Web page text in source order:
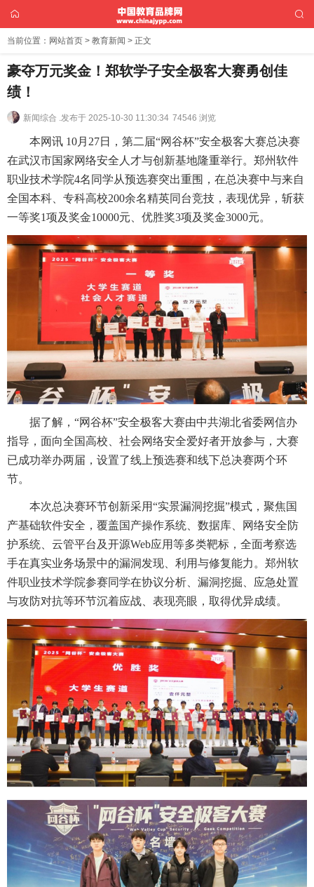
当前位置： 网站首页 > 教育新闻 > 正文
豪夺万元奖金！郑软学子安全极客大赛勇创佳
绩！
新闻综合 .发布于 2025-10-30 11:30:34 74546 浏览
本网讯 10月27日，第二届“网谷杯”安全极客大赛总决赛
在武汉市国家网络安全人才与创新基地隆重举行。郑州软件
职业技术学院4名同学从预选赛突出重围，在总决赛中与来自
全国本科、专科高校200余名精英同台竞技，表现优异，斩获
一等奖1项及奖金10000元、优胜奖3项及奖金3000元。
据了解，“网谷杯”安全极客大赛由中共湖北省委网信办
指导，面向全国高校、社会网络安全爱好者开放参与，大赛
已成功举办两届，设置了线上预选赛和线下总决赛两个环
节。
本次总决赛环节创新采用“实景漏洞挖掘”模式，聚焦国
产基础软件安全，覆盖国产操作系统、数据库、网络安全防
护系统、云管平台及开源Web应用等多类靶标，全面考察选
手在真实业务场景中的漏洞发现、利用与修复能力。郑州软
件职业技术学院参赛同学在协议分析、漏洞挖掘、应急处置
与攻防对抗等环节沉着应战、表现亮眼，取得优异成绩。